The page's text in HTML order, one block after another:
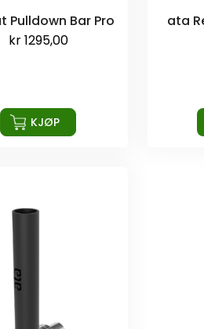
Pulldown Bar Pro
kr1295,00
KJØP
ata